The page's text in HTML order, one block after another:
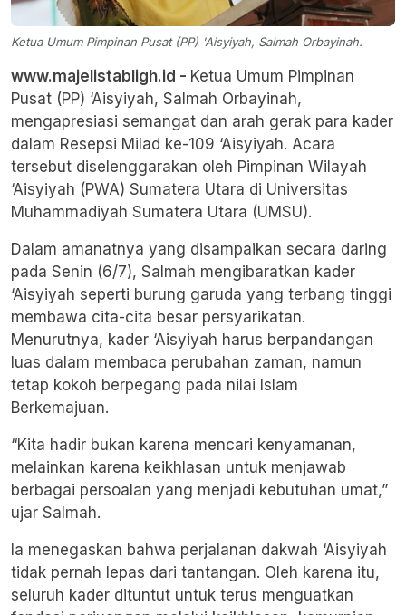
Ketua Umum Pimpinan Pusat (PP) 'Aisyiyah, Salmah Orbayinah.
www.majelistabligh.id - Ketua Umum Pimpinan
Pusat (PP) ‘Aisyiyah, Salmah Orbayinah,
mengapresiasi semangat dan arah gerak para kader
dalam Resepsi Milad ke-109 ‘Aisyiyah. Acara
tersebut diselenggarakan oleh Pimpinan Wilayah
‘Aisyiyah (PWA) Sumatera Utara di Universitas
Muhammadiyah Sumatera Utara (UMSU).
Dalam amanatnya yang disampaikan secara daring
pada Senin (6/7), Salmah mengibaratkan kader
‘Aisyiyah seperti burung garuda yang terbang tinggi
membawa cita-cita besar persyarikatan.
Menurutnya, kader ‘Aisyiyah harus berpandangan
luas dalam membaca perubahan zaman, namun
tetap kokoh berpegang pada nilai Islam
Berkemajuan.
“Kita hadir bukan karena mencari kenyamanan,
melainkan karena keikhlasan untuk menjawab
berbagai persoalan yang menjadi kebutuhan umat,”
ujar Salmah.
Ia menegaskan bahwa perjalanan dakwah ‘Aisyiyah
tidak pernah lepas dari tantangan. Oleh karena itu,
seluruh kader dituntut untuk terus menguatkan